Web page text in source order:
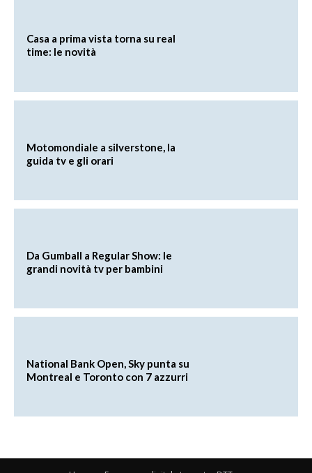
Casa a prima vista torna su real
time: le novità
Motomondiale a silverstone, la
guida tv e gli orari
Da Gumball a Regular Show: le
grandi novità tv per bambini
National Bank Open, Sky punta su
Montreal e Toronto con 7 azzurri